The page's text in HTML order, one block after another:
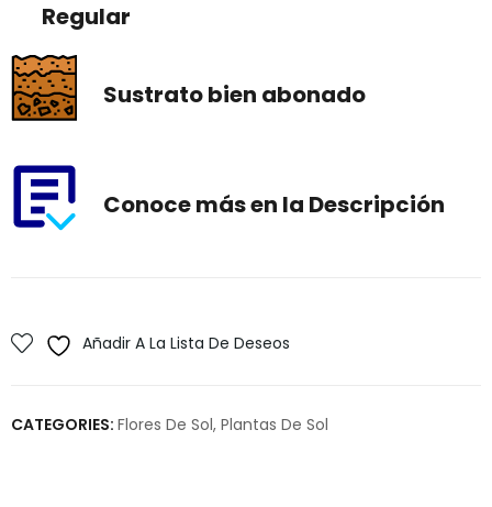
Regular
Sustrato bien abonado
Conoce más en la Descripción
Añadir A La Lista De Deseos
CATEGORIES: Flores De Sol, Plantas De Sol